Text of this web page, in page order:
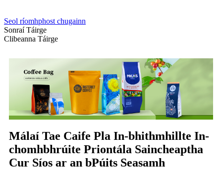
Seol ríomhphost chugainn
Sonraí Táirge
Clibeanna Táirge
Málaí Tae Caife Pla In-bhithmhillte In-
chomhbhrúite Priontála Saincheaptha
Cur Síos ar an bPúits Seasamh